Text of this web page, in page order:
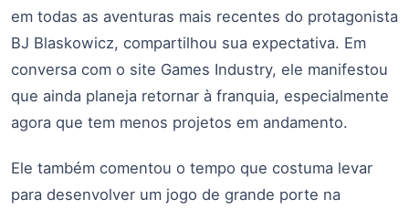
em todas as aventuras mais recentes do protagonista
BJ Blaskowicz, compartilhou sua expectativa. Em
conversa com o site Games Industry, ele manifestou
que ainda planeja retornar à franquia, especialmente
agora que tem menos projetos em andamento.
Ele também comentou o tempo que costuma levar
para desenvolver um jogo de grande porte na